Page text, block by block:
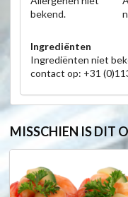
bekend.
Ingrediënten
Ingrediënten niet
contact op: +31
MISSCHIEN IS DIT